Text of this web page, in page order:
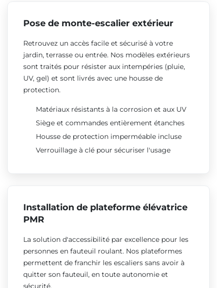
Pose de monte-escalier extérieur
Retrouvez un accès facile et sécurisé à votre
jardin, terrasse ou entrée. Nos modèles extérieurs
sont traités pour résister aux intempéries (pluie,
UV, gel) et sont livrés avec une housse de
protection.
Matériaux résistants à la corrosion et aux UV
Siège et commandes entièrement étanches
Housse de protection imperméable incluse
Verrouillage à clé pour sécuriser l'usage
Installation de plateforme élévatrice
PMR
La solution d'accessibilité par excellence pour les
personnes en fauteuil roulant. Nos plateformes
permettent de franchir les escaliers sans avoir à
quitter son fauteuil, en toute autonomie et
sécurité.